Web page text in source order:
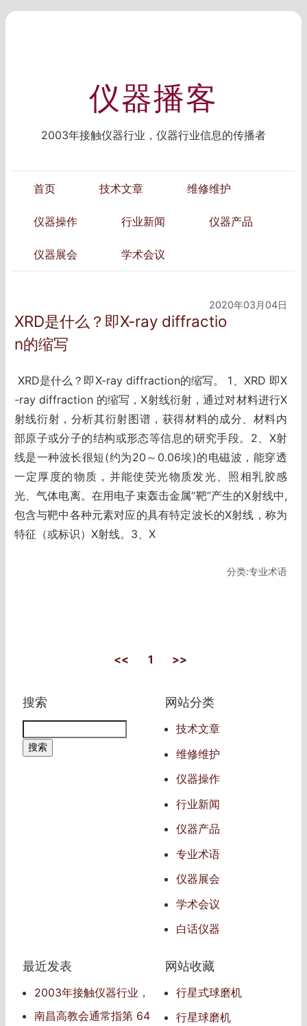
仪器播客
2003年接触仪器行业，仪器行业信息的传播者
首页 技术文章 维修维护
仪器操作 行业新闻 仪器产品
仪器展会 学术会议
2020年03月04日
XRD是什么？即X-ray diffractio
n的缩写
XRD是什么？即X-ray diffraction的缩写。 1、XRD 即X
-ray diffraction 的缩写，X射线衍射，通过对材料进行X
射线衍射，分析其衍射图谱，获得材料的成分、材料内
部原子或分子的结构或形态等信息的研究手段。2、X射
线是一种波长很短(约为20～0.06埃)的电磁波，能穿透
一定厚度的物质，并能使荧光物质发光、照相乳胶感
光、气体电离。在用电子束轰击金属“靶”产生的X射线中,
包含与靶中各种元素对应的具有特定波长的X射线，称为
特征（或标识）X射线。3、X
分类:专业术语
<< 1 >>
搜索 网站分类
技术文章
维修维护
仪器操作
行业新闻
仪器产品
专业术语
仪器展会
学术会议
白话仪器
最近发表
2003年接触仪器行业，
仪器行业信息的传播者
南昌高教会通常指‌第 64
网站收藏
行星式球磨机
行星球磨机